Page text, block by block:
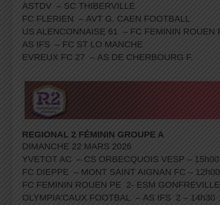
ASTDV – SC THIBERVILLE
FC FLERIEN – AVT G. CAEN FOOTBALL
US ALENCONNAISE 61 – FC FEMININ
AS IFS – FC ST LO MANCHE
EVREUX FC 27 – AS DE CHERBOURG F.
REGIONAL 2 FÉMININ GROUPE A
DIMANCHE 22 MARS 2026
YVETOT AC – CS ORBECQUOIS VESP – 15h00
FC DIEPPE – MONT SAINT AIGNAN FC – 12h00
FC FEMININ ROUEN PE 2- ESM
OLYMPIA’CAUX FOOTBAL – AS IFS 2 – 14h30